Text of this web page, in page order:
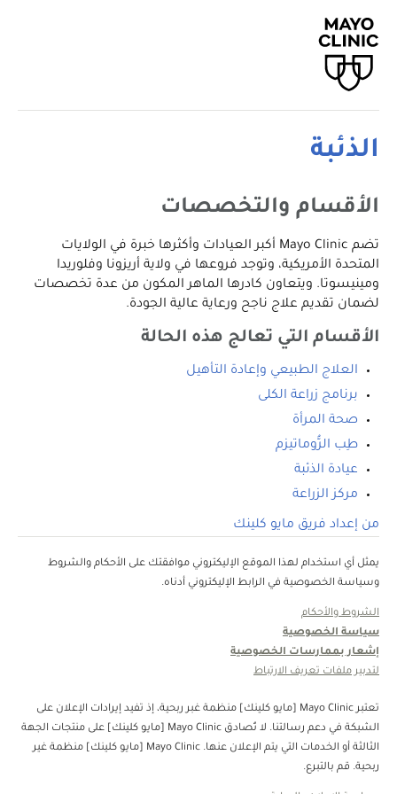
الذئبة
الأقسام والتخصصات
تضم Mayo Clinic أكبر العيادات وأكثرها خبرة في الولايات
المتحدة الأمريكية، وتوجد فروعها في ولاية أريزونا وفلوريدا
ومينيسوتا. ويتعاون كادرها الماهر المكون من عدة تخصصات
لضمان تقديم علاج ناجح ورعاية عالية الجودة.
الأقسام التي تعالج هذه الحالة
العلاج الطبيعي وإعادة التأهيل
برنامج زراعة الكلى
صحة المرأة
طِب الرُّوماتيزم‎
عيادة الذئبة
مركز الزراعة
من إعداد فريق مايو كلينك
يمثل أي استخدام لهذا الموقع الإليكتروني موافقتك على الأحكام والشروط
وسياسة الخصوصية في الرابط الإليكتروني أدناه.
الشروط والأحكام
سياسة الخصوصية
إشعار بممارسات الخصوصية
لتدبير ملفات تعريف الارتباط
تعتبر Mayo Clinic [مايو كلينك] منظمة غبر ربحية، إذ تفيد إيرادات الإعلان على
الشبكة في دعم رسالتنا. لا تُصادق Mayo Clinic [مايو كلينك] على منتجات الجهة
الثالثة أو الخدمات التي يتم الإعلان عنها. Mayo Clinic [مايو كلينك] منظمة غير
ربحية. قم بالتبرع.